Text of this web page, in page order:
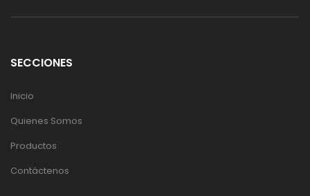
SECCIONES
Inicio
Quienes Somos
Productos
Contáctenos